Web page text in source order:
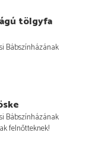
tölgyfa
Bábszínházának
Bábszínházának
felnőtteknek!